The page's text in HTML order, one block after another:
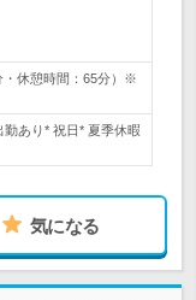
・休憩時間：65分）※
あり* 祝日* 夏季休暇
気になる